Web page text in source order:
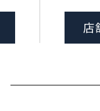
店